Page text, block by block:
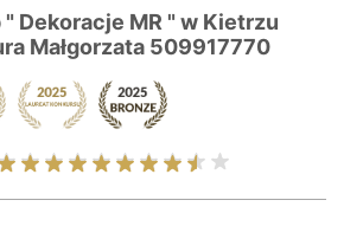
" Dekoracje MR " w Kietrzu
Małgorzata 509917770